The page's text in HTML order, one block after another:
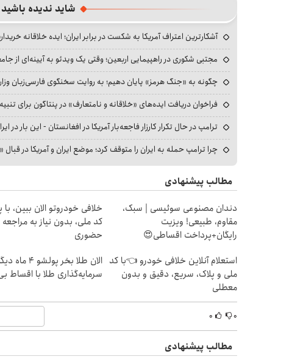
شاید ندیده باشید
آشکارترین اعتراف آمریکا به شکست در برابر ایران؛ ایده خلاقانه
مجتبی شکوری در راهپیمایی اربعین؛ وقتی یک ویدئو به آیینه‌ای از
چگونه به «جنگ هرمز» پایان دهیم؛ به روایت سخنگوی فارسی‌زبان
فراخوان دریافت ایده‌های «خلاقانه و نامتعارف» در پنتاگون برای
ترامپ در حال تکرار کارزار فاجعه‌بار آمریکا در افغانستان - این بار در
چرا ترامپ حمله به ایران را متوقف کرد؛ موضع ایران و آمریکا در
مطالب پیشنهادی
دندان مصنوعی سوئیسی | سبک،
مقاوم، طبیعی! ویزیت
رایگان+پرداخت اقساطی😍
خلافی خودروتو الان ببین، با
کد ملی، بدون نیاز به مراجعه
حضوری
استعلام آنلاین خلافی خودرو 👈با کد
ملی و پلاک، سریع، دقیق و بدون
معطلی
الان طلا بخر
سرمایه‌گذاری طلا با اقساط
۰ ۰
مطالب پیشنهادی